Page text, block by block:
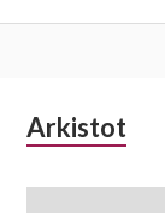
Alapalkin
Arkistot